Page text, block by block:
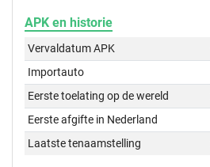
APK en historie
Vervaldatum APK
Importauto
Eerste toelating op de wereld
Eerste afgifte in Nederland
Laatste tenaamstelling